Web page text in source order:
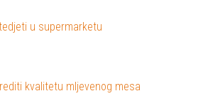
u supermarketu
kvalitetu mljevenog mesa